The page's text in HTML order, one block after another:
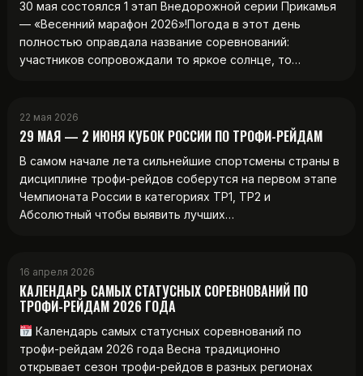
30 мая состоялся 1 этап Внедорожной серии Прикамья
— «Весенний марафон 2026»!Погода в этот день
полностью оправдала название соревнований:
участников сопровождали то яркое солнце, то…
22 мая 2026
29 МАЯ — 2 ИЮНЯ КУБОК РОССИИ ПО ТРОФИ-РЕЙДАМ
В самом начале лета сильнейшие спортсмены страны в
дисциплине трофи-рейдов соберутся на первом этапе
Чемпионата России в категориях ТР1, ТР2 и
Абсолютный чтобы выявить лучших…
16 апреля 2026
КАЛЕНДАРЬ САМЫХ СТАТУСНЫХ СОРЕВНОВАНИЙ ПО
ТРОФИ-РЕЙДАМ 2026 ГОДА
Календарь самых статусных соревнований по
трофи-рейдам 2026 года Весна традиционно
открывает сезон трофи-рейдов в разных регионах